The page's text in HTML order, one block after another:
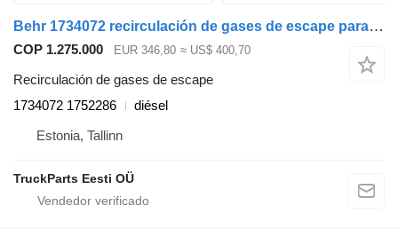
Behr 1734072 recirculación de gases de escape para Scania P,G,R,T-series (2004-2017) cabeza tractora
COP 1.275.000 EUR 346,80 ≈ US$ 400,70
Recirculación de gases de escape
1734072 1752286
diésel
Estonia, Tallinn
TruckParts Eesti OÜ